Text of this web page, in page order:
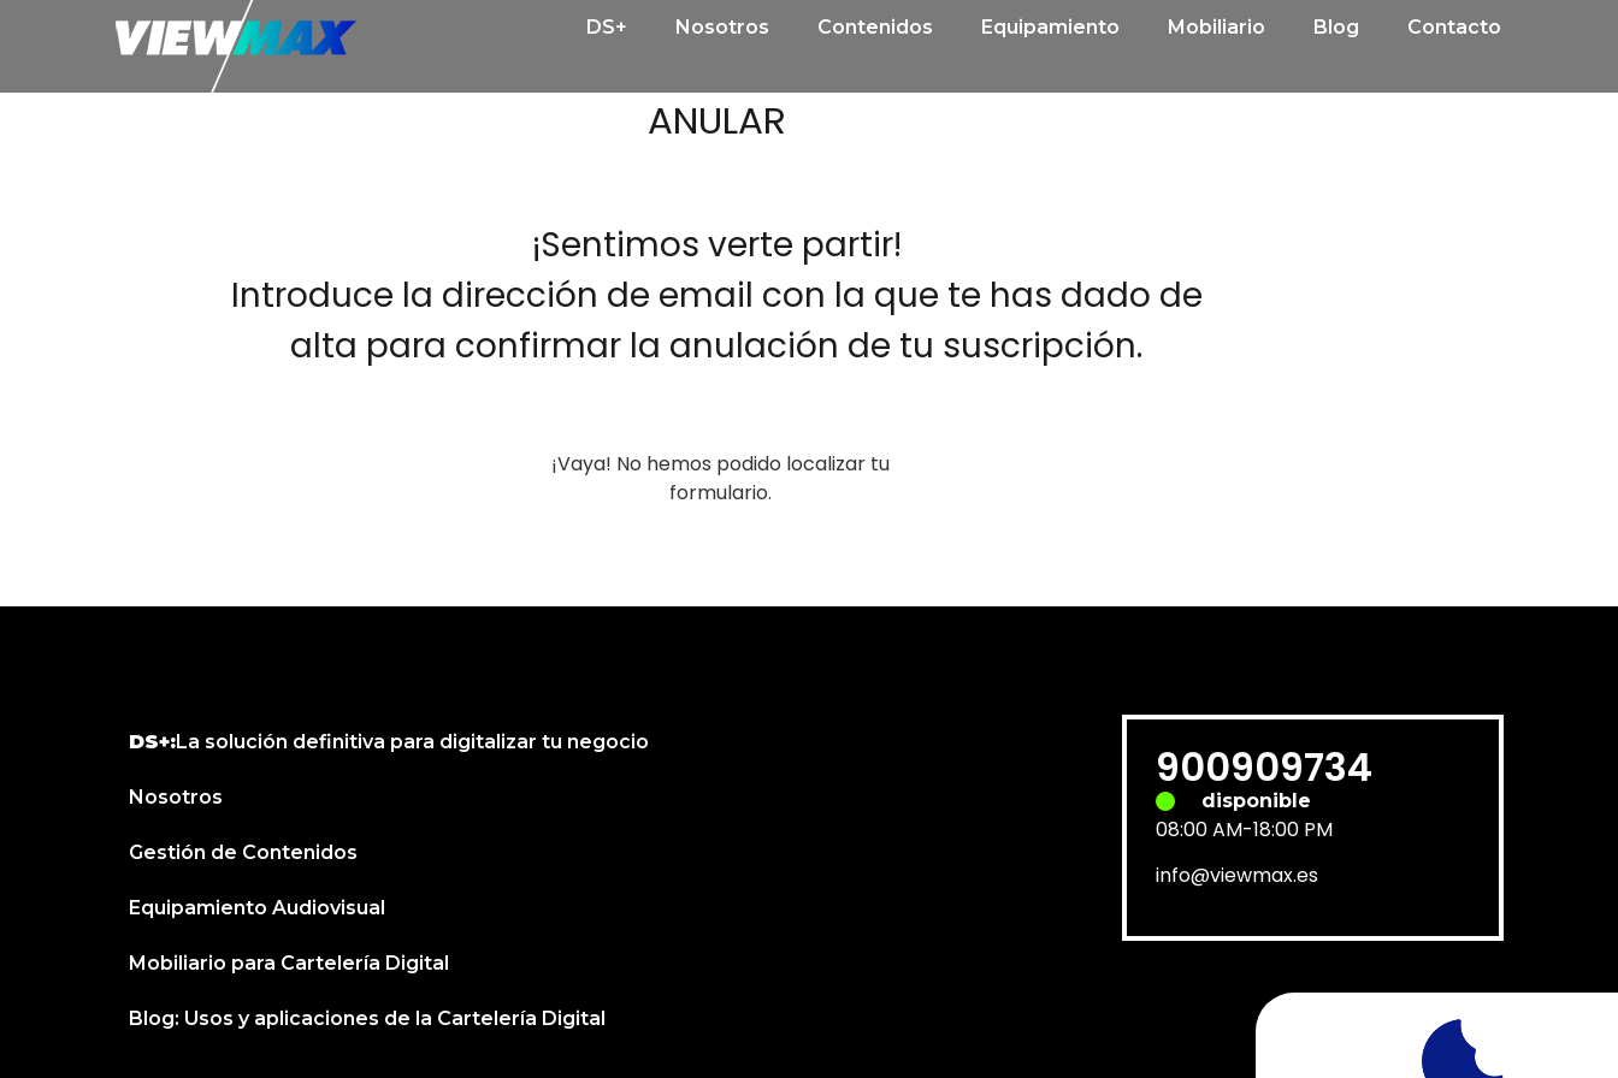
DS+ Nosotros Contenidos Equipamiento Mobiliario Blog Contacto
ANULAR
¡Sentimos verte partir!
Introduce la dirección de email con la que te has dado de
alta para confirmar la anulación de tu suscripción.
¡Vaya! No hemos podido localizar tu
formulario.
DS+:La solución definitiva para digitalizar tu negocio
Nosotros
Gestión de Contenidos
Equipamiento Audiovisual
Mobiliario para Cartelería Digital
Blog: Usos y aplicaciones de la Cartelería Digital
900909734
disponible
08:00 AM-18:00 PM
info@viewmax.es